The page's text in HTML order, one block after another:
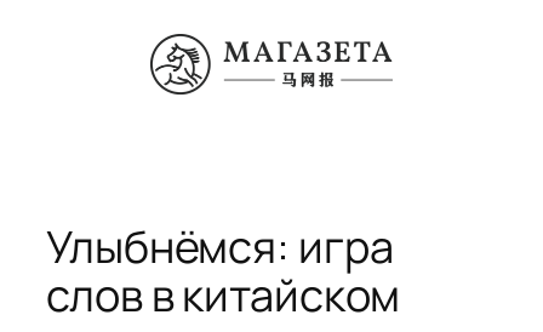
содержимому
Улыбнёмся: игра
слов в китайском